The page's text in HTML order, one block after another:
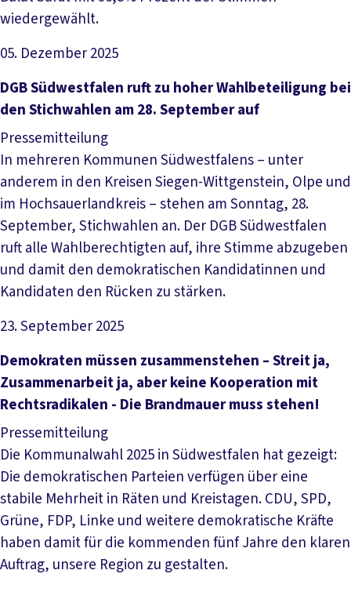
wiedergewählt.
05. Dezember 2025
Artikel lesen
DGB Süd­west­fa­len ruft zu ho­her Wahl­be­tei­li­gung bei
den Stich­wah­len am 28. Sep­tem­ber auf
Pressemitteilung
In mehreren Kommunen Südwestfalens – unter
anderem in den Kreisen Siegen-Wittgenstein, Olpe und
im Hochsauerlandkreis – stehen am Sonntag, 28.
September, Stichwahlen an. Der DGB Südwestfalen
ruft alle Wahlberechtigten auf, ihre Stimme abzugeben
und damit den demokratischen Kandidatinnen und
Kandidaten den Rücken zu stärken.
23. September 2025
Artikel lesen
De­mo­kra­ten müs­sen zu­sam­men­ste­hen – Streit ja,
Zu­sam­men­ar­beit ja, aber kei­ne Ko­ope­ra­ti­on mit
Rechts­ra­di­ka­len - Die Brand­mau­er muss ste­hen!
Pressemitteilung
Die Kommunalwahl 2025 in Südwestfalen hat gezeigt:
Die demokratischen Parteien verfügen über eine
stabile Mehrheit in Räten und Kreistagen. CDU, SPD,
Grüne, FDP, Linke und weitere demokratische Kräfte
haben damit für die kommenden fünf Jahre den klaren
Auftrag, unsere Region zu gestalten.